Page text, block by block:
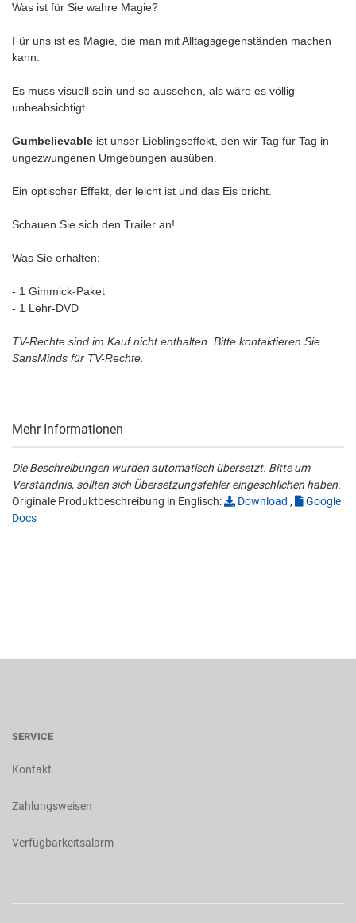
Was ist für Sie wahre Magie?
Für uns ist es Magie, die man mit Alltagsgegenständen machen
kann.
Es muss visuell sein und so aussehen, als wäre es völlig
unbeabsichtigt.
Gumbelievable ist unser Lieblingseffekt, den wir Tag für Tag in
ungezwungenen Umgebungen ausüben.
Ein optischer Effekt, der leicht ist und das Eis bricht.
Schauen Sie sich den Trailer an!
Was Sie erhalten:
- 1 Gimmick-Paket
- 1 Lehr-DVD
TV-Rechte sind im Kauf nicht enthalten. Bitte kontaktieren Sie
SansMinds für TV-Rechte.
Mehr Informationen
Die Beschreibungen wurden automatisch übersetzt. Bitte um
Verständnis, sollten sich Übersetzungsfehler eingeschlichen haben.
Originale Produktbeschreibung in Englisch:
Download ,
Google
Docs
SERVICE
Kontakt
Zahlungsweisen
Verfügbarkeitsalarm